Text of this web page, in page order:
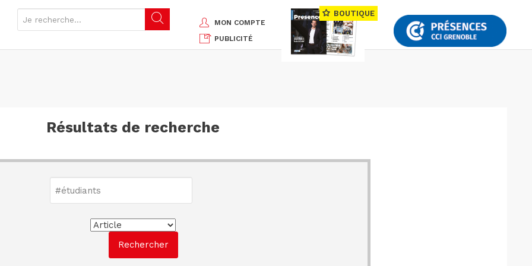
MON COMPTE
PUBLICITÉ
BOUTIQUE
Résultats de recherche